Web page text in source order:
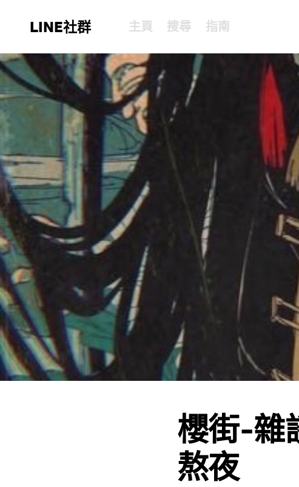
LINE社群 主頁 搜尋 指南
櫻街-雜
熬夜